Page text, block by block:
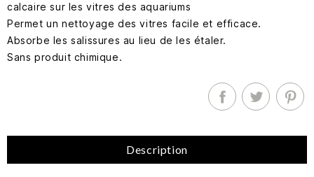
calcaire sur les vitres des aquariums
Permet un nettoyage des vitres facile et efficace.
Absorbe les salissures au lieu de les étaler.
Sans produit chimique.
Description